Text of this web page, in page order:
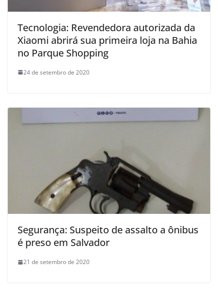
Tecnologia: Revendedora autorizada da
Xiaomi abrirá sua primeira loja na Bahia
no Parque Shopping
24 de setembro de 2020
Segurança: Suspeito de assalto a ônibus
é preso em Salvador
21 de setembro de 2020